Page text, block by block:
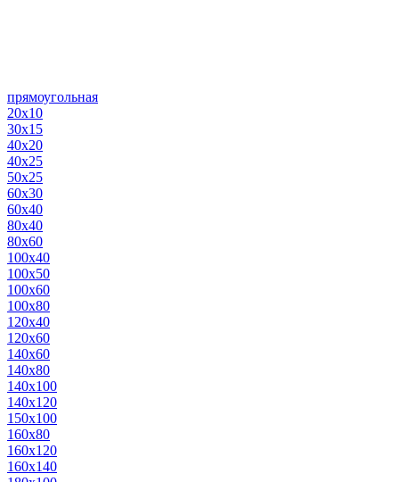
прямоугольная
20х10
30х15
40х20
40х25
50х25
60х30
60х40
80х40
80х60
100х40
100х50
100х60
100х80
120х40
120х60
140х60
140х80
140х100
140х120
150х100
160х80
160х120
160х140